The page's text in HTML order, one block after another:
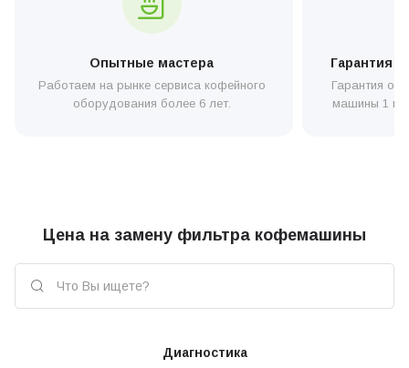
Опытные мастера
Работаем на рынке сервиса кофейного
оборудования более 6 лет.
Гарантия
Гарантия от
машины 1
Цена на замену фильтра кофемашины
Диагностика